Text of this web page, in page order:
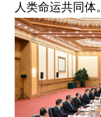
人类命运共同体。